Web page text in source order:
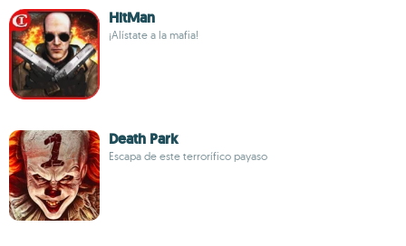
HitMan
¡Alístate a la mafia!
Death Park
Escapa de este terrorífico payaso